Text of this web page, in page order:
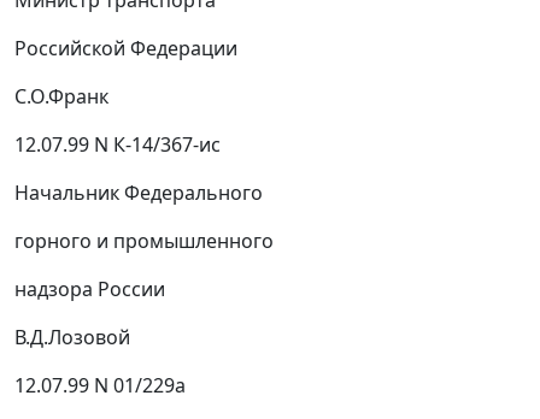
Российской Федерации
С.О.Франк
12.07.99 N К-14/367-ис
Начальник Федерального
горного и промышленного
надзора России
В.Д.Лозовой
12.07.99 N 01/229а